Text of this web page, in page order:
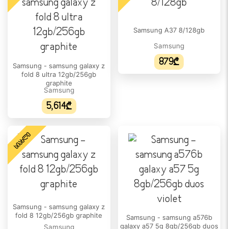
ᲥᲡᲔᲚᲘ
4G (LTE):
5G:
დიახ
ᲔᲙᲠᲐᲜᲘ
ეკრანის დაცვა:
Corning Gorilla Armor 2
HDR მხარდაჭერა:
ეკრანის ფორმატი:
Samsung - samsung galaxy z
fold 8 ultra 12gb/256gb
graphite
Samsung
5,614₾
Samsung A37 8/128gb
Samsung
879₾
ᲡᲘᲐᲮᲚᲔ
Samsung - samsung galaxy z
fold 8 12gb/256gb graphite
Samsung
Samsung - samsung a576b
galaxy a57 5g 8gb/256gb duos